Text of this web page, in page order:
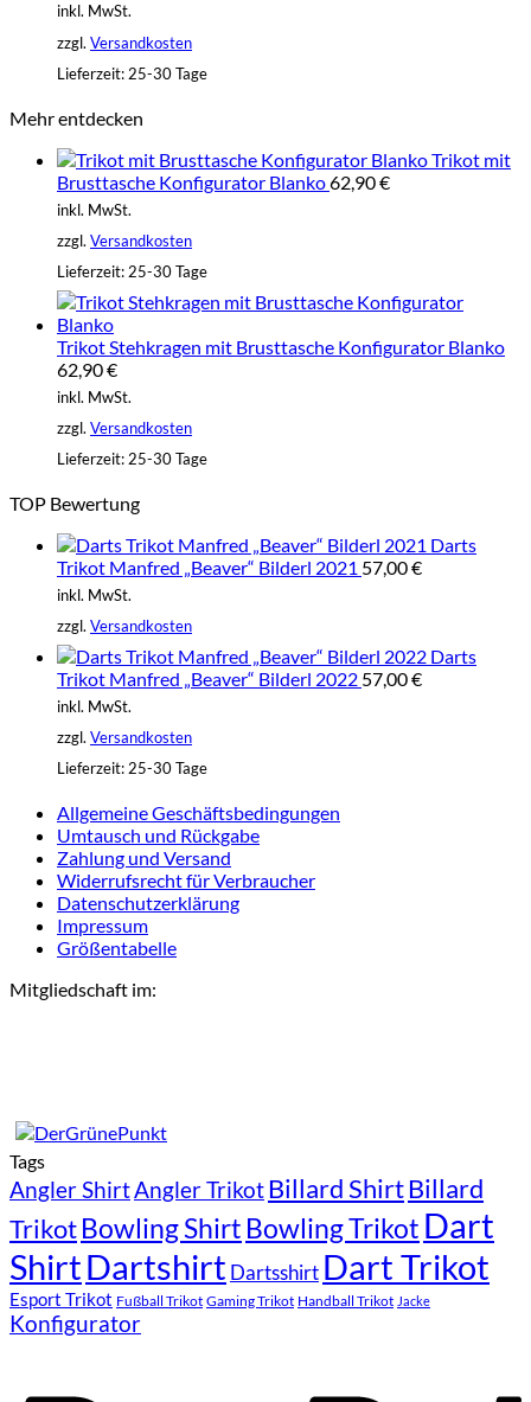
inkl. MwSt.
zzgl. Versandkosten
Lieferzeit: 25-30 Tage
Mehr entdecken
Trikot mit
Brusttasche Konfigurator Blanko62,90€
inkl. MwSt.
zzgl. Versandkosten
Lieferzeit:25-30 Tage
Trikot Stehkragen mit Brusttasche Konfigurator Blanko
62,90€
inkl. MwSt.
zzgl. Versandkosten
Lieferzeit: 25-30 Tage
TOP Bewertung
Darts
Trikot Manfred „Beaver“ Bilderl 2021 57,00€
inkl. MwSt.
zzgl. Versandkosten
Darts
Trikot Manfred „Beaver“ Bilderl 2022 57,00€
inkl. MwSt.
zzgl. Versandkosten
Lieferzeit: 25-30 Tage
Allgemeine Geschäftsbedingungen
Umtausch und Rückgabe
Zahlung und Versand
Widerrufsrecht für Verbraucher
Datenschutzerklärung
Impressum
Größentabelle
Mitgliedschaft im:
Tags
Angler ShirtAngler TrikotBillard ShirtBillard
TrikotBowling Shirt Bowling Trikot Dart
ShirtDartshirt Dartsshirt Dart Trikot
Esport Trikot Fußball Trikot Gaming Trikot Handball Trikot Jacke
Konfigurator